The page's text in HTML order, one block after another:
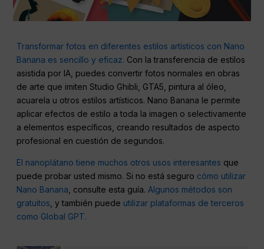
Transformar fotos en diferentes estilos artísticos con Nano
Banana es sencillo y eficaz. Con la transferencia de estilos
asistida por IA, puedes convertir fotos normales en obras
de arte que imiten Studio Ghibli, GTA5, pintura al óleo,
acuarela u otros estilos artísticos. Nano Banana le permite
aplicar efectos de estilo a toda la imagen o selectivamente
a elementos específicos, creando resultados de aspecto
profesional en cuestión de segundos.
El nanoplátano tiene muchos otros usos interesantes que
puede probar usted mismo. Si no está seguro cómo utilizar
Nano Banana , consulte esta guía.Algunos métodos son
gratuitos , y también puede utilizar plataformas de terceros
como Global GPT.